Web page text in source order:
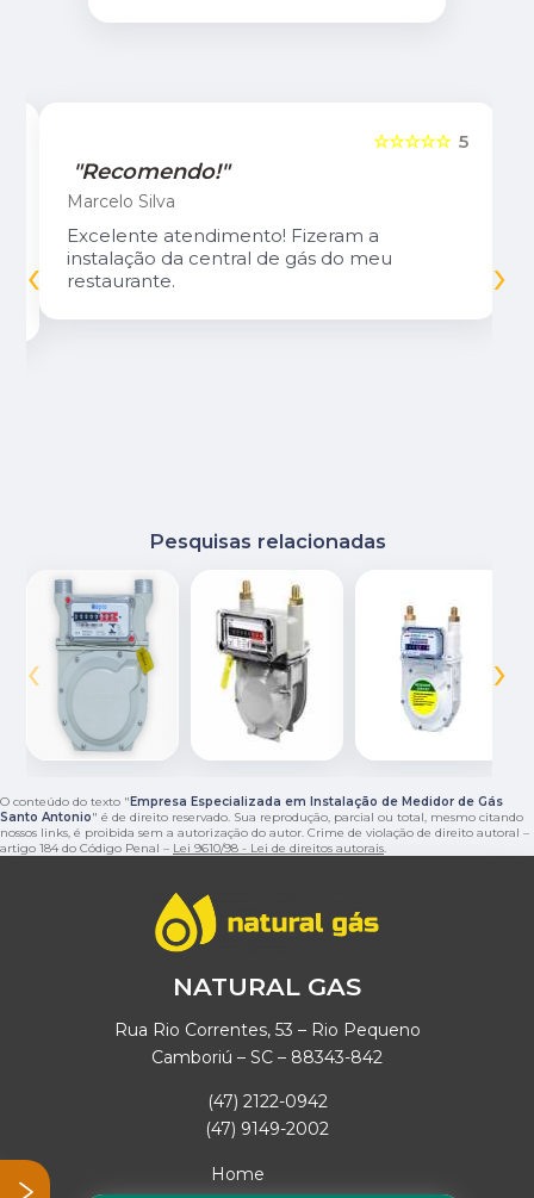
5
☆☆☆☆☆
"Recomendo!"
Marcelo Silva
Excelente atendimento! Fizeram a
instalação da central de gás do meu
restaurante.
‹ ›
Pesquisas relacionadas
‹ ›
O conteúdo do texto "Empresa Especializada em Instalação de Medidor de Gás
Santo Antonio" é de direito reservado. Sua reprodução, parcial ou total, mesmo citando
nossos links, é proibida sem a autorização do autor. Crime de violação de direito autoral –
artigo 184 do Código Penal – Lei 9610/98 - Lei de direitos autorais.
NATURAL GAS
Rua Rio Correntes, 53 – Rio Pequeno
Camboriú – SC – 88343-842
(47) 2122-0942
(47) 9149-2002
Home